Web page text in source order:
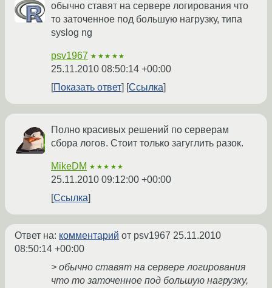
обычно ставят на сервере логирования что
то заточенное под большую нагрузку, типа
syslog ng
psv1967 ★★★★★
25.11.2010 08:50:14 +00:00
Показать ответ
Ссылка
Полно красивых решений по серверам
сбора логов. Стоит только загуглить разок.
MikeDM ★★★★★
25.11.2010 09:12:00 +00:00
Ссылка
Ответ на: комментарий от psv1967 25.11.2010
08:50:14 +00:00
> обычно ставят на сервере логирования
что то заточенное под большую нагрузку,